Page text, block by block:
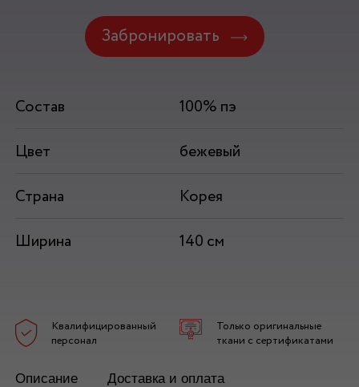
Забронировать
Состав
100% пэ
Цвет
бежевый
Страна
Корея
Ширина
140 см
Квалифицированный
персонал
Только оригинальные
ткани с сертификатами
Описание Доставка и оплата